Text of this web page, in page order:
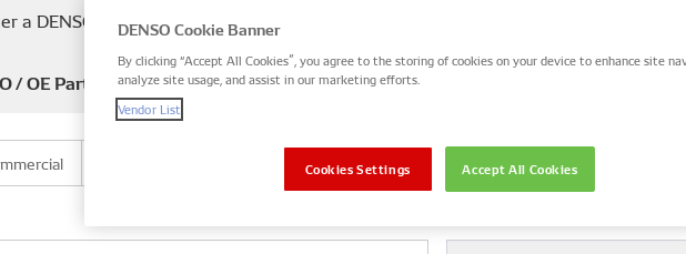
a DENSO or OE part number, or search by VIN / Frame No.
/ OE Part number VIN / Frame
DENSO Cookie Banner
By clicking “Accept All Cookies”, you agree to the storing of cookies on your device to enhance site
analyze site usage, and assist in our marketing efforts.
Vendor List
Accept All Cookies
Cookies Settings